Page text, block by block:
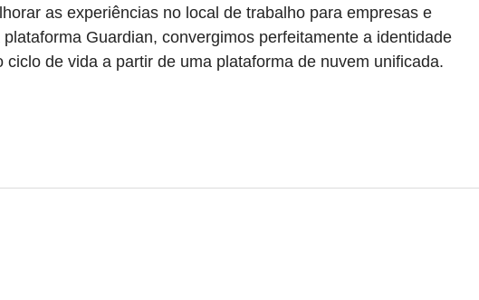
as experiências no local de trabalho para empresas e
Guardian, convergimos perfeitamente a identidade
de vida a partir de uma plataforma de nuvem unificada.